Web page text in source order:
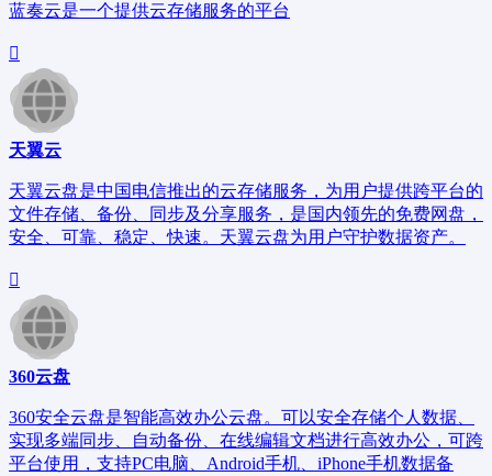
蓝奏云是一个提供云存储服务的平台
天翼云
天翼云盘是中国电信推出的云存储服务，为用户提供跨平台的
文件存储、备份、同步及分享服务，是国内领先的免费网盘，
安全、可靠、稳定、快速。天翼云盘为用户守护数据资产。
360云盘
360安全云盘是智能高效办公云盘。可以安全存储个人数据、
实现多端同步、自动备份、在线编辑文档进行高效办公，可跨
平台使用，支持PC电脑、Android手机、iPhone手机数据备